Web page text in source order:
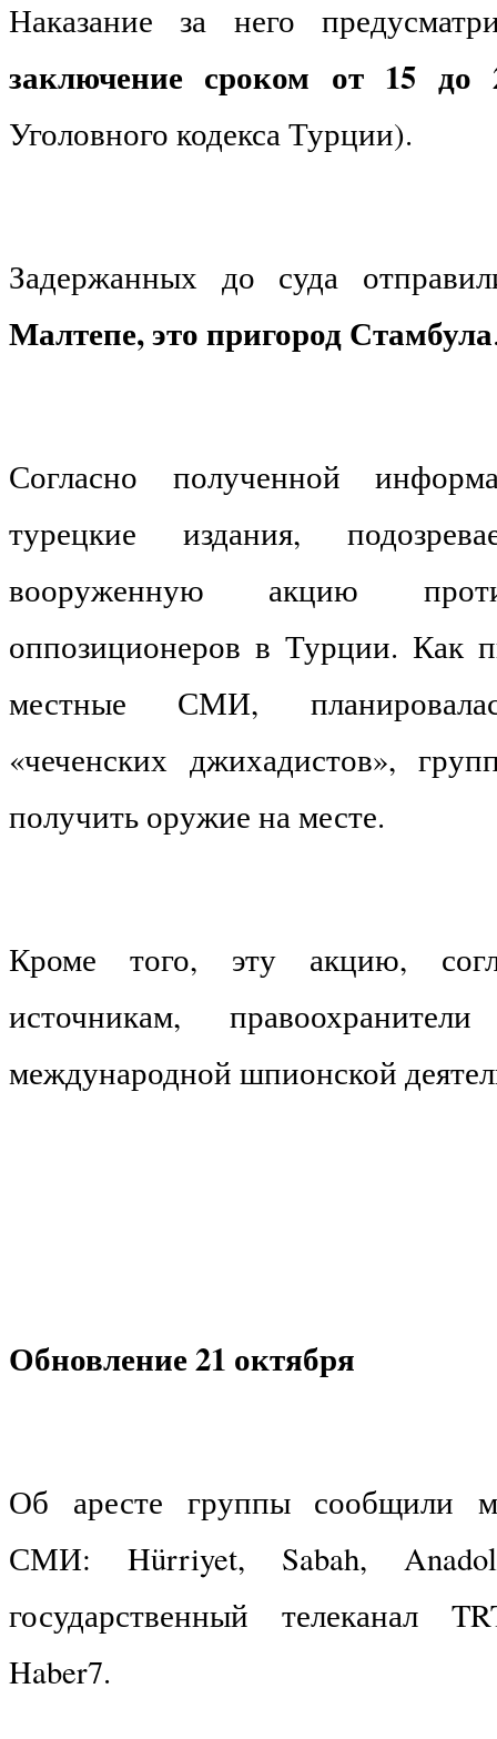
Наказание за него
заключение сроком от 15 до
Уголовного кодекса Турции).
Задержанных до суда
Малтепе, это пригород Стамбула
Согласно полученной
турецкие издания,
вооруженную акцию
оппозиционеров в Турции. Как
местные СМИ,
«чеченских джихадистов»,
получить оружие на месте.
Кроме того, эту акцию,
источникам,
международной шпионской
Обновление 21 октября
Об аресте группы сообщили
СМИ: Hürriyet, Sabah,
государственный телеканал
Haber7.